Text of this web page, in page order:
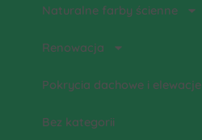
Naturalne farby ścienne
Renowacja
Pokrycia dachowe i elewacje
Bez kategorii